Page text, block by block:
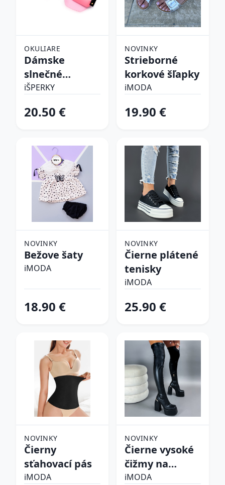
OKULIARE
Dámske
slnečné
okuliare
iŠPERKY
20.50 €
NOVINKY
Strieborné
korkové šľapky
iMODA
19.90 €
NOVINKY
Bežove šaty
iMODA
18.90 €
NOVINKY
Čierne plátené
tenisky
iMODA
25.90 €
NOVINKY
Čierny
sťahovací pás
iMODA
NOVINKY
Čierne vysoké
čižmy na
platforme
iMODA